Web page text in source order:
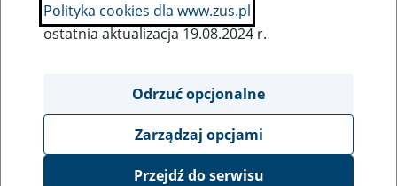
Ukryj wszystkie pozycje bazy
Polityka cookies dla www.zus.pl
ostatnia aktualizacja 19.08.2024 r.
Odrzuć opcjonalne
Zarządzaj opcjami
Przejdź do serwisu